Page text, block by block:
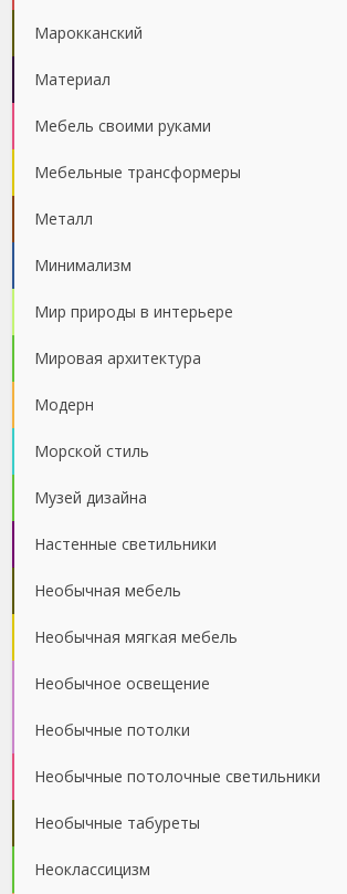
Марокканский
Материал
Мебель своими руками
Мебельные трансформеры
Металл
Минимализм
Мир природы в интерьере
Мировая архитектура
Модерн
Морской стиль
Музей дизайна
Настенные светильники
Необычная мебель
Необычная мягкая мебель
Необычное освещение
Необычные потолки
Необычные потолочные светильники
Необычные табуреты
Неоклассицизм